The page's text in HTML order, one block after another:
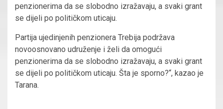
penzionerima da se slobodno izražavaju, a svaki grant
se dijeli po političkom uticaju.
Partija ujedinjenih penzionera Trebija podržava
novoosnovano udruženje i želi da omogući
penzionerima da se slobodno izražavaju, a svaki grant
se dijeli po političkom uticaju. Šta je sporno?“, kazao je
Tarana.